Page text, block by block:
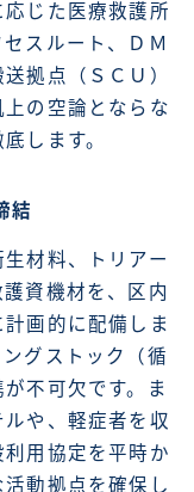
じた医療救護所
スルート、ＤＭ
拠点（ＳＣＵ）
の空論とならな
します。
結
材料、トリアー
資機材を、区内
画的に配備しま
グストック（循
不可欠です。ま
や、軽症者を収
用協定を平時か
動拠点を確保し